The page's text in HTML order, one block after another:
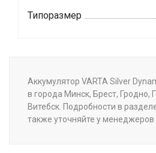
Типоразмер
Аккумулятор VARTA Silver
в города Минск, Брест, Гродно,
Витебск. Подробности в
также уточняйте у менеджеров